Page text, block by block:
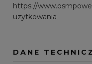
https://
uzytkowania
DANE